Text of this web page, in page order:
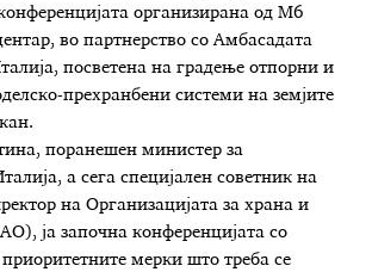
организирана од М6
во партнерство со Амбасадата
посветена на градење отпорни и
прехранбени системи на земјите
поранешен министер за
а сега специјален советник на
на Организацијата за храна и
ја започна конференцијата со
приоритетните мерки што треба се